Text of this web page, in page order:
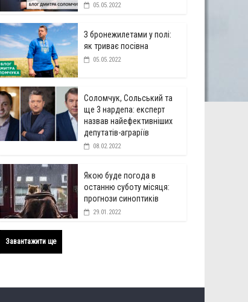
05.05.2022
З бронежилетами у полі:
як триває посівна
05.05.2022
Соломчук, Сольський та
ще 3 нардепа: експерт
назвав найефективніших
депутатів-аграріїв
08.02.2022
Якою буде погода в
останню суботу місяця:
прогнози синоптиків
29.01.2022
Завантажити ще